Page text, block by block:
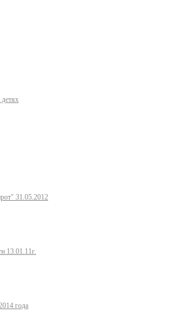
31.05.2012
13.01.11г.
года